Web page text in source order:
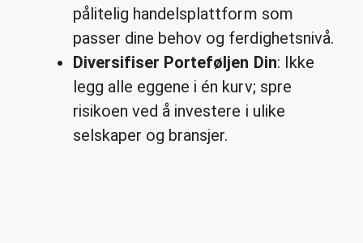
pålitelig handelsplattform som
passer dine behov og ferdighetsnivå.
Diversifiser Porteføljen Din: Ikke
legg alle eggene i én kurv; spre
risikoen ved å investere i ulike
selskaper og bransjer.